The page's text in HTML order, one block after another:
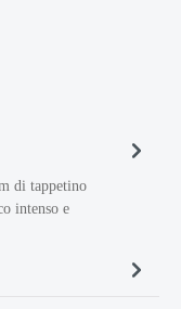
di tappetino
intenso e